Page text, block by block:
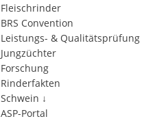
Fleischrinder
BRS Convention
Leistungs- & Qualitätsprüfung
Jungzüchter
Forschung
Rinderfakten
Schwein ↓
ASP-Portal